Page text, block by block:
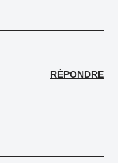
RÉPONDRE